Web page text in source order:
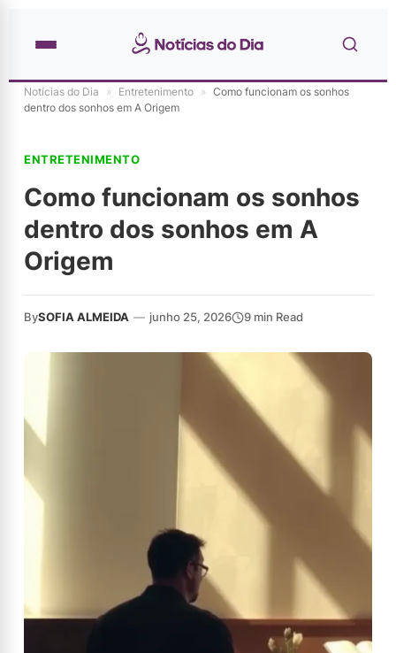
Notícias do Dia » Entretenimento » Como funcionam os sonhos
dentro dos sonhos em A Origem
ENTRETENIMENTO
Como funcionam os sonhos
dentro dos sonhos em A
Origem
BySOFIA ALMEIDA — junho 25, 2026 9 min Read